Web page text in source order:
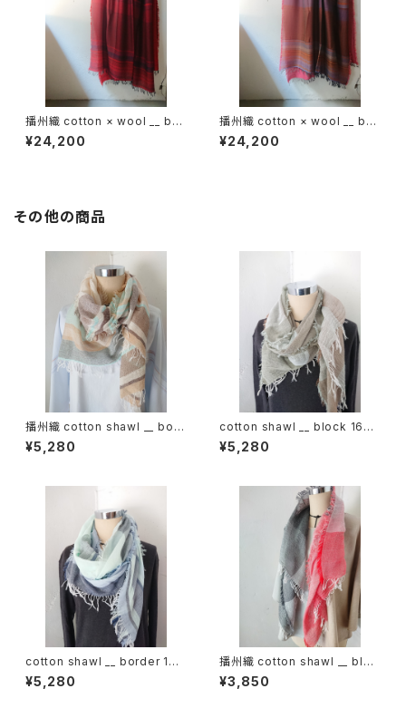
播州織 cotton × wool __ bor
der 220-120 火輪GK
¥24,200
播州織 cotton × wool __ bor
der 220-120 秋夕GK
¥24,200
その他の商品
播州織 cotton shawl __ bord
er 160 啓蟄w
¥5,280
cotton shawl __ block 160
裏葉w
¥5,280
cotton shawl __ border 160
白波w
¥5,280
播州織 cotton shawl __ bloc
k 120
¥3,850